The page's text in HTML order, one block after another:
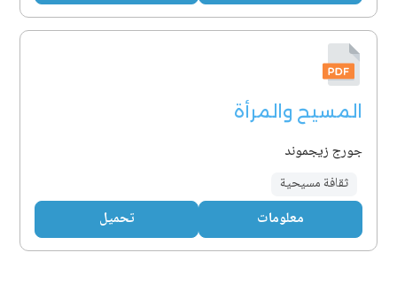
المسيح والمرأة
جورج زيجموند
ثقافة مسيحية
معلومات تحميل